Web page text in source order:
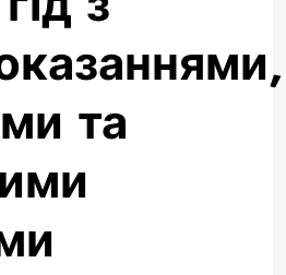
та